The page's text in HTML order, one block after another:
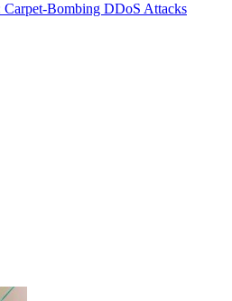
Bombing DDoS Attacks